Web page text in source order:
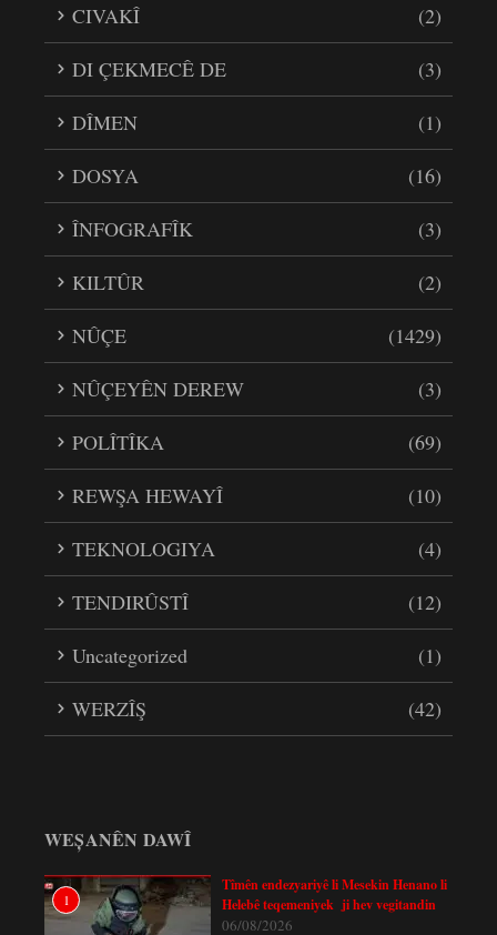
CIVAKÎ
(2)
DI ÇEKMECÊ DE
(3)
DÎMEN
(1)
DOSYA
(16)
ÎNFOGRAFÎK
(3)
KILTÛR
(2)
NÛÇE
(1429)
NÛÇEYÊN DEREW
(3)
POLÎTÎKA
(69)
REWŞA HEWAYÎ
(10)
TEKNOLOGIYA
(4)
TENDIRÛSTÎ
(12)
Uncategorized
(1)
WERZÎŞ
(42)
WEȘANÊN DAWÎ
1
Tîmên endezyariyê li Mesekin Henano li
Helebê teqemeniyek ji hev vegitandin
06/08/2026